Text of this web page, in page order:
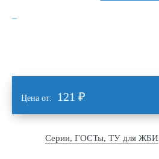
Цена от: 121 ₽
Серии, ГОСТы, ТУ для ЖБИ